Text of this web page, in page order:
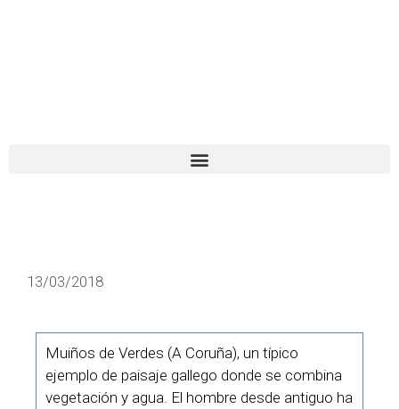
13/03/2018
Muiños de Verdes (A Coruña), un típico
ejemplo de paisaje gallego donde se combina
vegetación y agua. El hombre desde antiguo ha